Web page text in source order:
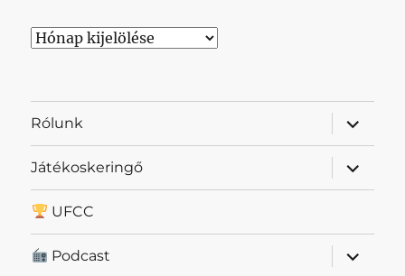
Archívum
Rólunk
almenü
Játékoskeringő
almenü
UFCC
Podcast
almenü